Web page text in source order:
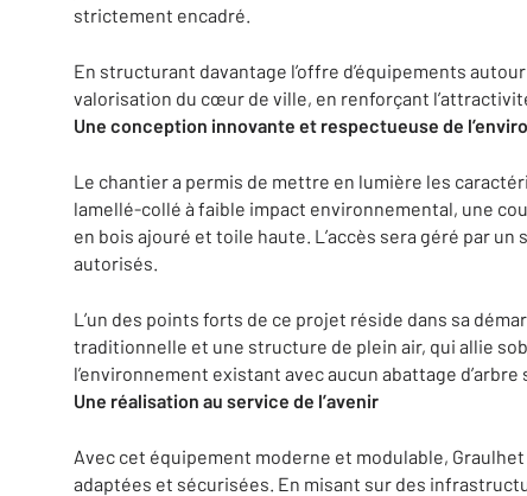
strictement encadré.
En structurant davantage l’offre d’équipements
valorisation du cœur de ville, en renforçant
Une conception innovante et respectueuse de
Le chantier a permis de mettre en lumière les
lamellé-collé à faible impact environnemental, une
en bois ajouré et toile haute. L’accès sera géré par
autorisés.
L’un des points forts de ce projet réside dans sa
traditionnelle et une structure de plein air, qui allie
l’environnement existant avec aucun abattage d’arbre
Une réalisation au service de l’avenir
Avec cet équipement moderne et modulable,
adaptées et sécurisées. En misant sur des